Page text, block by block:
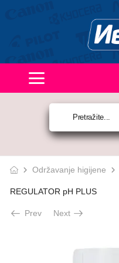
Održavanje higijene
REGULATOR pH PLUS
Prev Next